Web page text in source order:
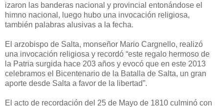
izaron las banderas nacional y provincial entonándose el
himno nacional, luego hubo una invocación religiosa,
también palabras alusivas a la fecha.
El arzobispo de Salta, monseñor Mario Cargnello, realizó
una invocación religiosa y recordó “este regalo hermoso de
la Patria surgida hace 203 años y evocó que en este 2013
celebramos el Bicentenario de la Batalla de Salta, un gran
aporte desde Salta a favor de la libertad”.
El acto de recordación del 25 de Mayo de 1810 culminó con